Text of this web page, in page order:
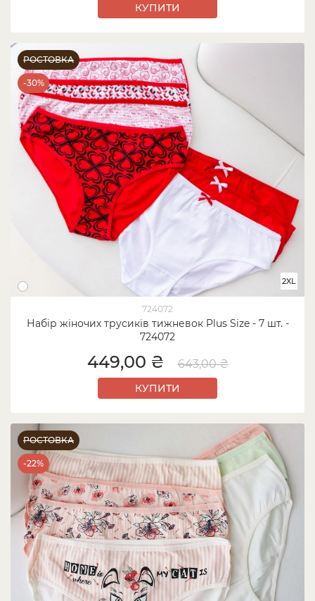
КУПИТИ
РОСТОВКА
-30%
724072
Набір жіночих трусиків тижневок Plus Size - 7 шт. -
724072
2XL
449,00 ₴ 643,00 ₴
КУПИТИ
РОСТОВКА
-22%